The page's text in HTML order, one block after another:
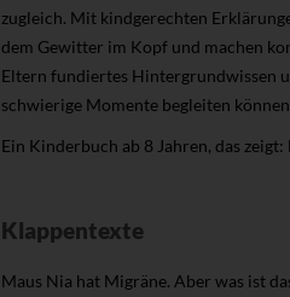
zugleich. Mit kindgerechten
dem Gewitter im Kopf und machen
Eltern fundiertes Hintergrundwissen
schwierige Momente begleiten
Ein Kinderbuch ab 8 Jahren, das
Klappentexte
Maus Nia hat Migräne. Aber was ist